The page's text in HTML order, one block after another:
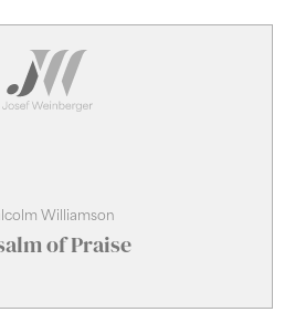
Williamson
of Praise